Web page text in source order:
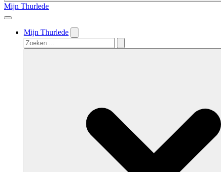
Mijn Thurlede
Mijn Thurlede